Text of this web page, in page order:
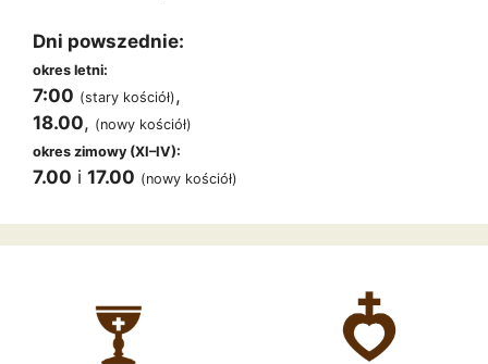
Dni powszednie:
okres letni:
7:00 (stary kościół),
18.00, (nowy kościół)
okres zimowy (XI–IV):
7.00 i 17.00 (nowy kościół)